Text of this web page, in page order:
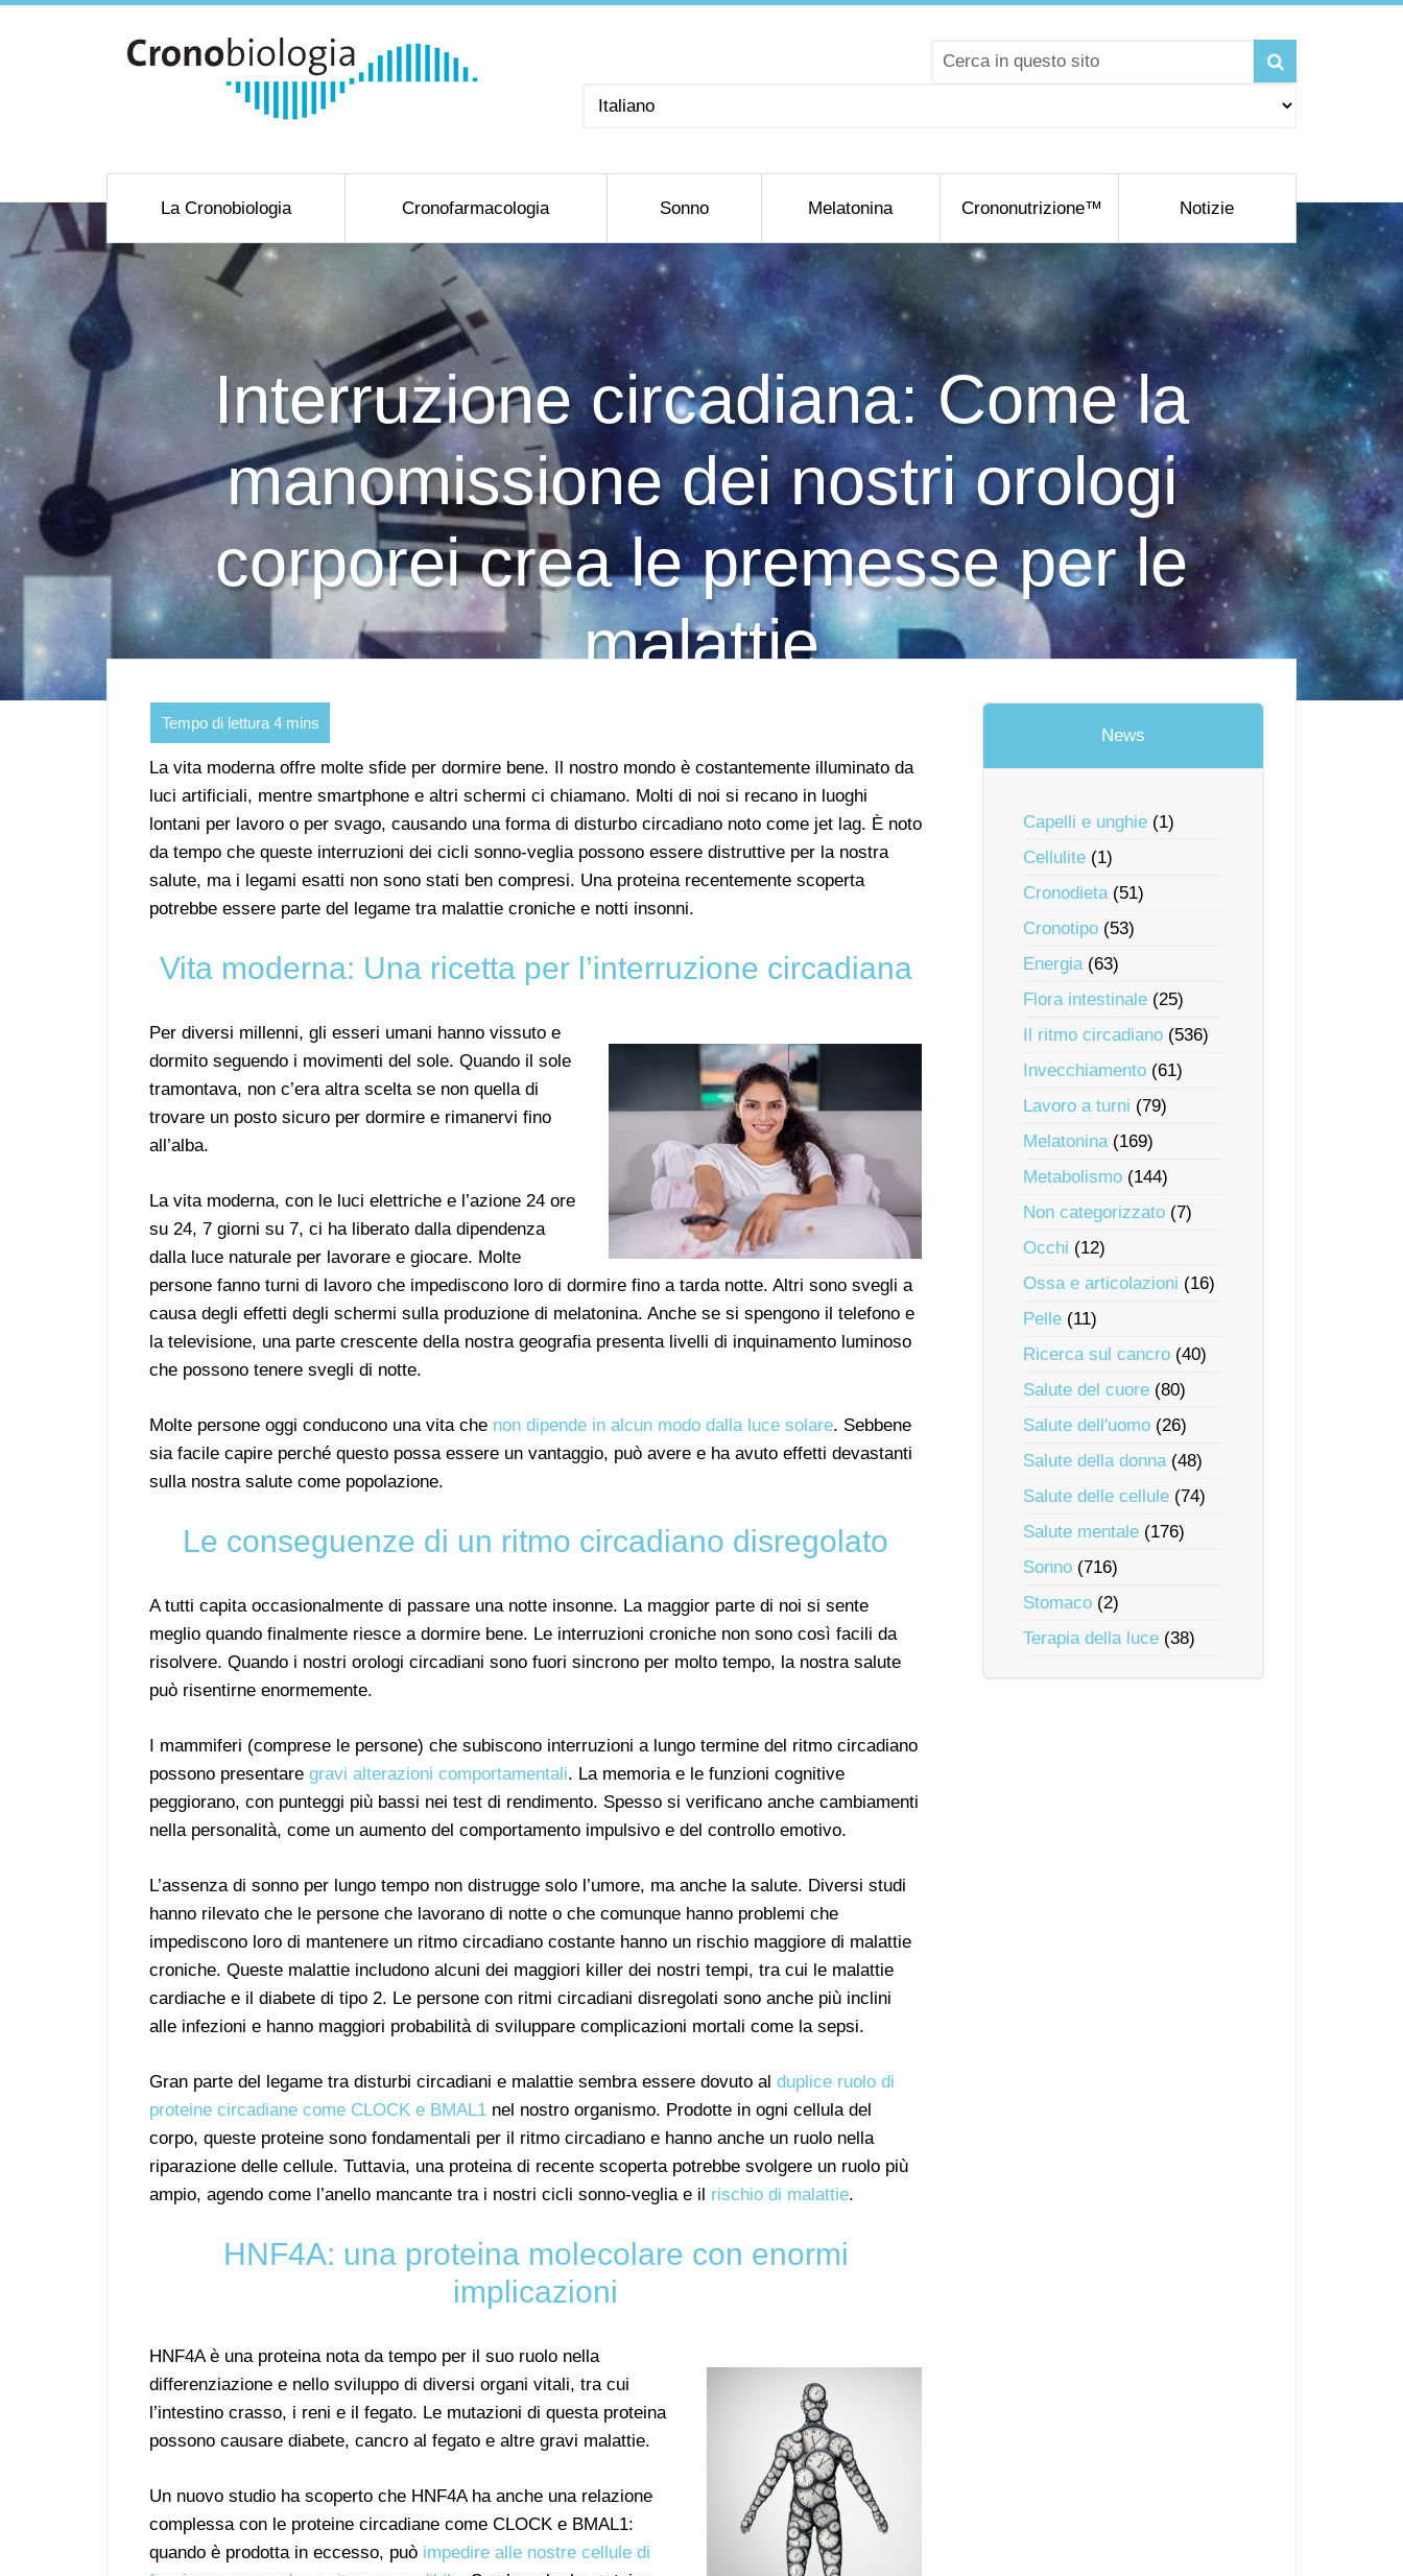
Scegli
La Cronobiologia Cronofarmacologia Sonno Melatonina Crononutrizione™ Notizie
Interruzione circadiana: Come la
manomissione dei nostri orologi
corporei crea le premesse per le
malattie
La vita moderna offre molte sfide per dormire bene. Il nostro mondo è costantemente illuminato da
luci artificiali, mentre smartphone e altri schermi ci chiamano. Molti di noi si recano in luoghi
lontani per lavoro o per svago, causando una forma di disturbo circadiano noto come jet lag. È noto
da tempo che queste interruzioni dei cicli sonno-veglia possono essere distruttive per la nostra
salute, ma i legami esatti non sono stati ben compresi. Una proteina recentemente scoperta
potrebbe essere parte del legame tra malattie croniche e notti insonni.
Vita moderna: Una ricetta per l’interruzione circadiana
Per diversi millenni, gli esseri umani hanno vissuto e
dormito seguendo i movimenti del sole. Quando il sole
tramontava, non c’era altra scelta se non quella di
trovare un posto sicuro per dormire e rimanervi fino
all’alba.
La vita moderna, con le luci elettriche e l’azione 24 ore
su 24, 7 giorni su 7, ci ha liberato dalla dipendenza
dalla luce naturale per lavorare e giocare. Molte
persone fanno turni di lavoro che impediscono loro di dormire fino a tarda notte. Altri sono svegli a
causa degli effetti degli schermi sulla produzione di melatonina. Anche se si spengono il telefono e
la televisione, una parte crescente della nostra geografia presenta livelli di inquinamento luminoso
che possono tenere svegli di notte.
Molte persone oggi conducono una vita che non dipende in alcun modo dalla luce solare. Sebbene
sia facile capire perché questo possa essere un vantaggio, può avere e ha avuto effetti devastanti
sulla nostra salute come popolazione.
Le conseguenze di un ritmo circadiano disregolato
A tutti capita occasionalmente di passare una notte insonne. La maggior parte di noi si sente
meglio quando finalmente riesce a dormire bene. Le interruzioni croniche non sono così facili da
risolvere. Quando i nostri orologi circadiani sono fuori sincrono per molto tempo, la nostra salute
può risentirne enormemente.
I mammiferi (comprese le persone) che subiscono interruzioni a lungo termine del ritmo circadiano
possono presentare gravi alterazioni comportamentali. La memoria e le funzioni cognitive
peggiorano, con punteggi più bassi nei test di rendimento. Spesso si verificano anche cambiamenti
nella personalità, come un aumento del comportamento impulsivo e del controllo emotivo.
L’assenza di sonno per lungo tempo non distrugge solo l’umore, ma anche la salute. Diversi studi
hanno rilevato che le persone che lavorano di notte o che comunque hanno problemi che
impediscono loro di mantenere un ritmo circadiano costante hanno un rischio maggiore di malattie
croniche. Queste malattie includono alcuni dei maggiori killer dei nostri tempi, tra cui le malattie
cardiache e il diabete di tipo 2. Le persone con ritmi circadiani disregolati sono anche più inclini
alle infezioni e hanno maggiori probabilità di sviluppare complicazioni mortali come la sepsi.
Gran parte del legame tra disturbi circadiani e malattie sembra essere dovuto al duplice ruolo di
proteine circadiane come CLOCK e BMAL1 nel nostro organismo. Prodotte in ogni cellula del
corpo, queste proteine sono fondamentali per il ritmo circadiano e hanno anche un ruolo nella
riparazione delle cellule. Tuttavia, una proteina di recente scoperta potrebbe svolgere un ruolo più
ampio, agendo come l’anello mancante tra i nostri cicli sonno-veglia e il rischio di malattie.
HNF4A: una proteina molecolare con enormi
implicazioni
HNF4A è una proteina nota da tempo per il suo ruolo nella
differenziazione e nello sviluppo di diversi organi vitali, tra cui
l’intestino crasso, i reni e il fegato. Le mutazioni di questa proteina
possono causare diabete, cancro al fegato e altre gravi malattie.
Un nuovo studio ha scoperto che HNF4A ha anche una relazione
complessa con le proteine circadiane come CLOCK e BMAL1:
quando è prodotta in eccesso, può impedire alle nostre cellule di
News
Capelli e unghie (1)
Cellulite (1)
Cronodieta(51)
Cronotipo (53)
Energia(63)
Flora intestinale (25)
Il ritmo circadiano (536)
Invecchiamento (61)
Lavoro a turni (79)
Melatonina(169)
Metabolismo (144)
Non categorizzato (7)
Occhi (12)
Ossa e articolazioni (16)
Pelle (11)
Ricerca sul cancro (40)
Salute del cuore (80)
Salute dell'uomo (26)
Salute della donna(48)
Salute delle cellule (74)
Salute mentale (176)
Sonno (716)
Stomaco (2)
Terapia della luce (38)